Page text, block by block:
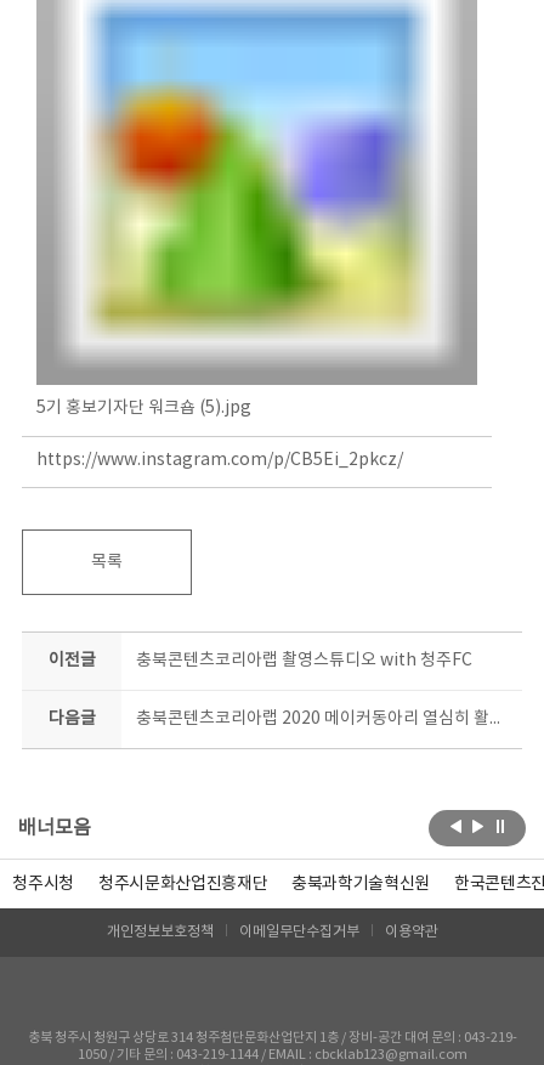
5기 홍보기자단 워크숍 (5).jpg
https://www.instagram.com/p/CB5Ei_2pkcz/
목록
이전글 충북콘텐츠코리아랩 촬영스튜디오 with 청주FC
다음글 충북콘텐츠코리아랩 2020 메이커동아리 열심히 활동중 #사고다발지역 #포토존
배너모음
청주시청 청주시문화산업진흥재단 충북과학기술혁신원 한국콘텐츠
개인정보보호정책 이메일무단수집거부 이용약관
충북 청주시 청원구 상당로 314 청주첨단문화산업단지 1층 / 장비-공간 대여 문의 : 043-219-
1050 / 기타 문의 : 043-219-1144 / EMAIL : cbcklab123@gmail.com